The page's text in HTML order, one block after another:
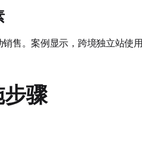
售。案例显示，跨境独立站使
骤